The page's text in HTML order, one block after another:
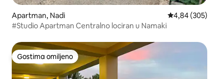
Apartman, Nadi Prosečna
4,84 (305)
#Studio Apartman Centralno lociran u Namaki
Gostima omiljeno
Gostima omiljeno